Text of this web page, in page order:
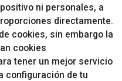
ni personales, a
directamente.
cookies, sin embargo la
cookies
tener un mejor servicio
configuración de tu